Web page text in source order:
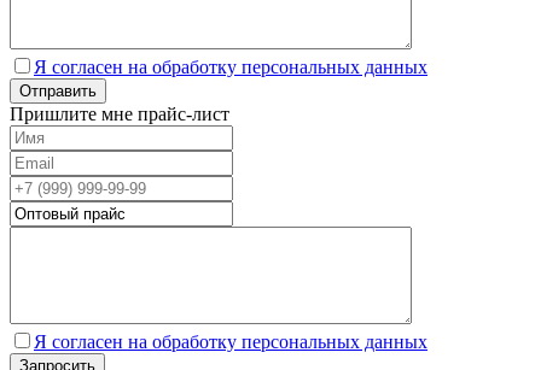
Я согласен на обработку персональных данных
Пришлите мне прайс-лист
Я согласен на обработку персональных данных